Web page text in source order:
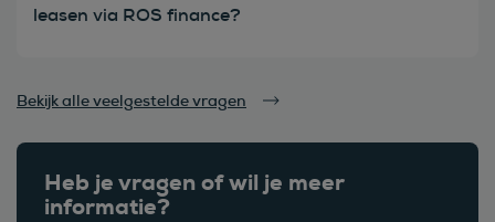
Heb je vragen of wil je meer
informatie?
leasen via ROS finance?
Bekijk alle veelgestelde vragen